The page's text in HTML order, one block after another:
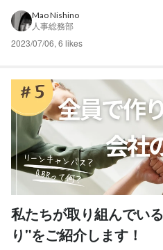
と自社に合った人事評価にしたい」
案🙋‍♀️ 人事評価制度ができるまでの道
Mao Nishino
人事総務部
2023/07/06, 6 likes
私たちが取り組んでい
り"をご紹介します！